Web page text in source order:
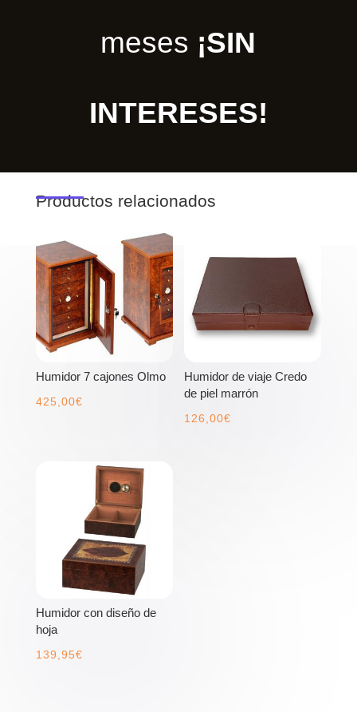
meses ¡SIN
INTERESES!
Productos relacionados
Humidor 7 cajones Olmo
425,00€
Humidor de viaje Credo
de piel marrón
126,00€
Humidor con diseño de
hoja
139,95€